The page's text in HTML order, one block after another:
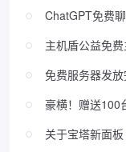
ChatGPT免费
主机盾公益免
免费服务器发放
豪横！赠送100
关于宝塔新面板